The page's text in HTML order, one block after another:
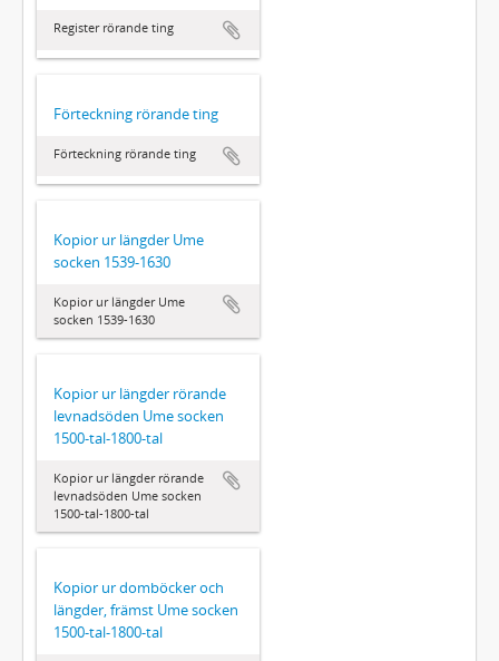
Register rörande ting
Förteckning rörande ting
Förteckning rörande ting
Kopior ur längder Ume
socken 1539-1630
Kopior ur längder Ume
socken 1539-1630
Kopior ur längder rörande
levnadsöden Ume socken
1500-tal-1800-tal
Kopior ur längder rörande
levnadsöden Ume socken
1500-tal-1800-tal
Kopior ur domböcker och
längder, främst Ume socken
1500-tal-1800-tal